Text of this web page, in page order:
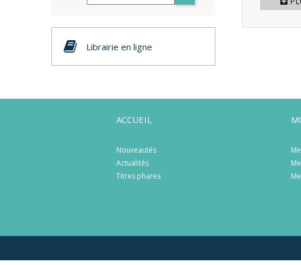
Librairie en ligne
ACCUEIL
Nouveautés
Actualités
Titres phares